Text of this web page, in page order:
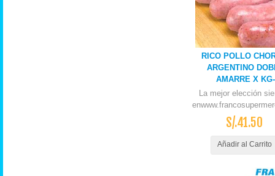
RICO POLLO
ARGENTINO
AMARRE X KG-
La mejor elección
S/.41.50
Añadir al Carrito